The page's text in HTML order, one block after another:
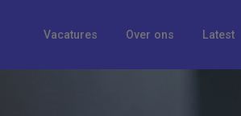
Vacatures Over ons Latest